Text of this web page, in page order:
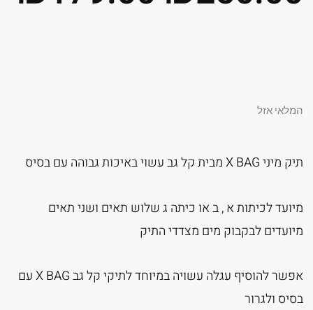
המלאי אזל
תיק מיני X BAG מבית קל גב עשוי באיכות גבוהה עם בסיס
מיועד לכיתות א , ב או כיתה ג שלוש תאים ושני תאים
מיועדים לבקבוק מים מצדדי התיק
אפשר להוסיף עגלה עשויה במיוחד לתיקי קל גב X BAG עם
בסיס ולגרור